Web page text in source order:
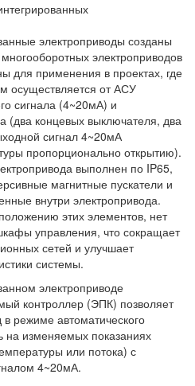
электроприводы созданы
электроприводов
для применения в проектах, где
осуществляется от АСУ
сигнала (4~20мА) и
(два концевых выключателя, два
сигнал 4~20мА
пропорционально открытию).
выполнен по IP65,
магнитные пускатели и
внутри электропривода.
этих элементов, нет
управления, что сокращает
сетей и улучшает
системы.
электроприводе
контроллер (ЭПК) позволяет
в режиме автоматического
на изменяемых показаниях
или потока) с
4~20мА.